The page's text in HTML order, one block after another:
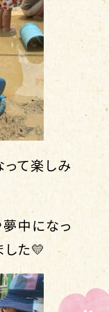
て楽しみ
中になっ
た💛